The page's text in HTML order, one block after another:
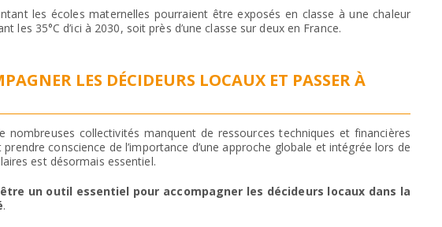
les écoles maternelles pourraient être exposés en classe à une chaleur
les 35°C d’ici à 2030, soit près d’une classe sur deux en France.
LES DÉCIDEURS LOCAUX ET PASSER À
nombreuses collectivités manquent de ressources techniques et financières
conscience de l’importance d’une approche globale et intégrée lors de
est désormais essentiel.
un outil essentiel pour accompagner les décideurs locaux dans la
.